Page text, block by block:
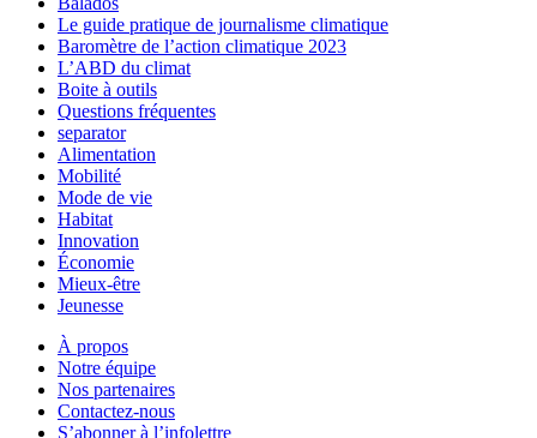
Le guide pratique de journalisme climatique
Baromètre de l’action climatique 2023
L’ABD du climat
Boite à outils
Questions fréquentes
separator
Alimentation
Mobilité
Mode de vie
Habitat
Innovation
Économie
Mieux-être
Jeunesse
À propos
Notre équipe
Nos partenaires
Contactez-nous
S’abonner à l’infolettre